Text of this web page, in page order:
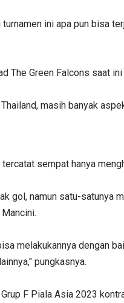
ini apa pun bisa
The Green Falcons saat
masih banyak
sempat hanya
gol, namun satu-satunya
melakukannya dengan
pungkasnya.
F Piala Asia 2023